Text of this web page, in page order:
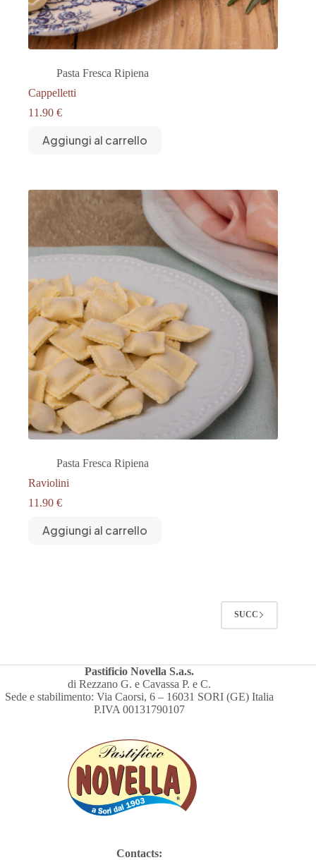
Pasta Fresca Ripiena
Cappelletti
11.90 €
Aggiungi al carrello
Pasta Fresca Ripiena
Raviolini
11.90 €
Aggiungi al carrello
SUCC
Pastificio Novella S.a.s.
di Rezzano G. e Cavassa P. e C.
Sede e stabilimento: Via Caorsi, 6 – 16031 SORI (GE) Italia
P.IVA 00131790107
Contacts: